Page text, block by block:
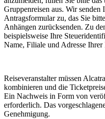
Gruppenreisen aus. Wir
Antragsformular zu, das Sie
Anhängen zurücksenden. Zu
beispielsweise Ihre
Name, Filiale und Adresse Ihrer
Reiseveranstalter müssen
kombinieren und die
Ein Nachweis in Form von
erforderlich. Das
Genehmigung.